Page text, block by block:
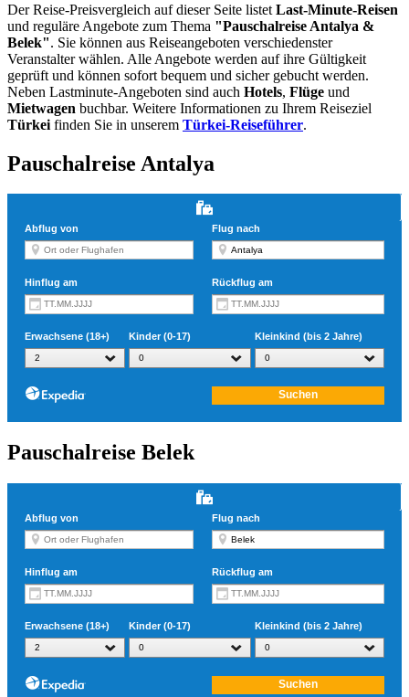
Der Reise-Preisvergleich auf dieser Seite listet Last-Minute-Reisen
und reguläre Angebote zum Thema "Pauschalreise Antalya &
Belek". Sie können aus Reiseangeboten verschiedenster
Veranstalter wählen. Alle Angebote werden auf ihre Gültigkeit
geprüft und können sofort bequem und sicher gebucht werden.
Neben Lastminute-Angeboten sind auch Hotels, Flüge und
Mietwagen buchbar. Weitere Informationen zu Ihrem Reiseziel
Türkei finden Sie in unserem Türkei-Reiseführer.
Pauschalreise Antalya
Pauschalreise Belek